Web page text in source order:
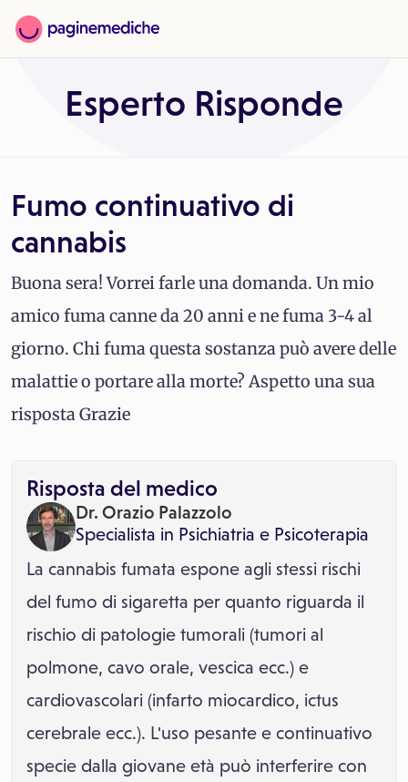
Esperto Risponde
Fumo continuativo di
cannabis
Buona sera! Vorrei farle una domanda. Un mio
amico fuma canne da 20 anni e ne fuma 3-4 al
giorno. Chi fuma questa sostanza può avere delle
malattie o portare alla morte? Aspetto una sua
risposta Grazie
Risposta del medico
Dr. Orazio Palazzolo
Specialista in Psichiatria e Psicoterapia
La cannabis fumata espone agli stessi rischi
del fumo di sigaretta per quanto riguarda il
rischio di patologie tumorali (tumori al
polmone, cavo orale, vescica ecc.) e
cardiovascolari (infarto miocardico, ictus
cerebrale ecc.). L'uso pesante e continuativo
specie dalla giovane età può interferire con